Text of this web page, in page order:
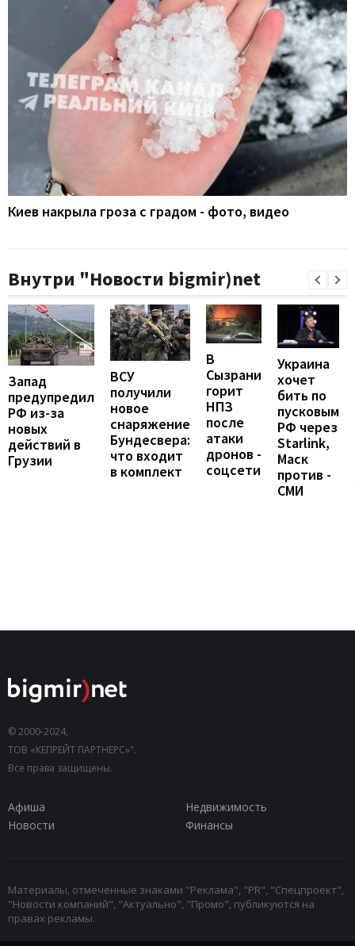
Киев накрыла гроза с градом - фото, видео
Внутри "Новости bigmir)net
Запад
предупредил
РФ из-за
новых
действий в
Грузии
ВСУ
получили
новое
снаряжение
Бундесвера:
что входит
в комплект
В
Сызрани
горит
НПЗ
после
атаки
дронов -
соцсети
Украина
хочет
бить по
пусковым
РФ через
Starlink,
Маск
против -
СМИ
© 2000-2024,
ТОВ «КЕПРЕЙТ ПАРТНЕРС»".
Все права защищены.
Афиша
Недвижимость
Новости
Финансы
Материалы, отмеченные знаками "Реклама", "PR", "Спецпроект",
"Новости компаний", "Актуально", "Промо", публикуются на
правах рекламы.